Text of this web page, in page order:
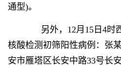
通型)。
另外，12月15日4时
核酸检测初筛阳性病例：张
安市雁塔区长安中路33号长